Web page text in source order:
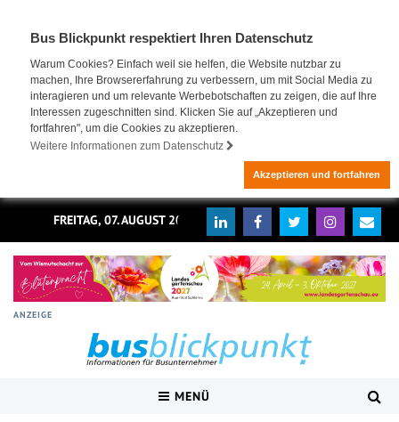
Bus Blickpunkt respektiert Ihren Datenschutz
Warum Cookies? Einfach weil sie helfen, die Website nutzbar zu
machen, Ihre Browsererfahrung zu verbessern, um mit Social Media zu
interagieren und um relevante Werbebotschaften zu zeigen, die auf Ihre
Interessen zugeschnitten sind. Klicken Sie auf „Akzeptieren und
fortfahren", um die Cookies zu akzeptieren.
Weitere Informationen zum Datenschutz
Akzeptieren und fortfahren
FREITAG, 07. AUGUST 2026
ANZEIGE
MENÜ